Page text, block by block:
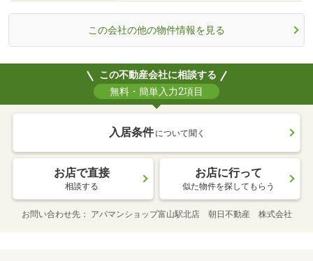
この会社の他の物件情報を見る
この不動産会社に相談する
無料・簡単入力2項目
入居条件 について聞く
お店で直接
相談する
お店に行って
似た物件を探してもらう
お問い合わせ先 アパマンショップ富山駅北店 朝日不動産 株式会社